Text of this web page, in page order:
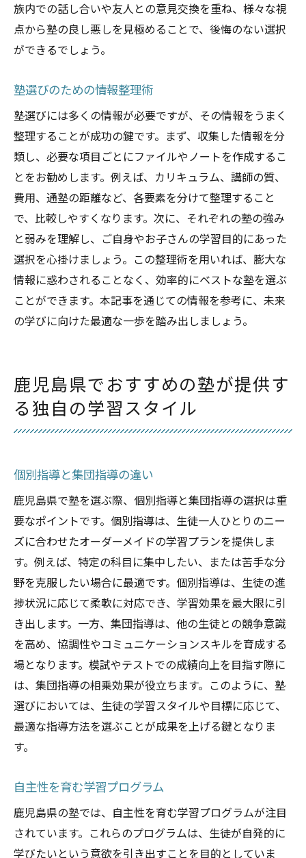
族内での話し合いや友人との意見交換を重ね、様々な視
点から塾の良し悪しを見極めることで、後悔のない選択
ができるでしょう。
塾選びのための情報整理術
塾選びには多くの情報が必要ですが、その情報をうまく
整理することが成功の鍵です。まず、収集した情報を分
類し、必要な項目ごとにファイルやノートを作成するこ
とをお勧めします。例えば、カリキュラム、講師の質、
費用、通塾の距離など、各要素を分けて整理すること
で、比較しやすくなります。次に、それぞれの塾の強み
と弱みを理解し、ご自身やお子さんの学習目的にあった
選択を心掛けましょう。この整理術を用いれば、膨大な
情報に惑わされることなく、効率的にベストな塾を選ぶ
ことができます。本記事を通じての情報を参考に、未来
の学びに向けた最適な一歩を踏み出しましょう。
鹿児島県でおすすめの塾が提供す
る独自の学習スタイル
個別指導と集団指導の違い
鹿児島県で塾を選ぶ際、個別指導と集団指導の選択は重
要なポイントです。個別指導は、生徒一人ひとりのニー
ズに合わせたオーダーメイドの学習プランを提供しま
す。例えば、特定の科目に集中したい、または苦手な分
野を克服したい場合に最適です。個別指導は、生徒の進
捗状況に応じて柔軟に対応でき、学習効果を最大限に引
き出します。一方、集団指導は、他の生徒との競争意識
を高め、協調性やコミュニケーションスキルを育成する
場となります。模試やテストでの成績向上を目指す際に
は、集団指導の相乗効果が役立ちます。このように、塾
選びにおいては、生徒の学習スタイルや目標に応じて、
最適な指導方法を選ぶことが成果を上げる鍵となりま
す。
自主性を育む学習プログラム
鹿児島県の塾では、自主性を育む学習プログラムが注目
されています。これらのプログラムは、生徒が自発的に